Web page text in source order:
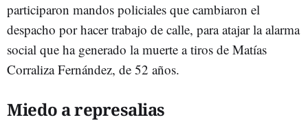
participaron mandos policiales que cambiaron el
despacho por hacer trabajo de calle, para atajar la alarma
social que ha generado la muerte a tiros de Matías
Corraliza Fernández, de 52 años.
Miedo a represalias